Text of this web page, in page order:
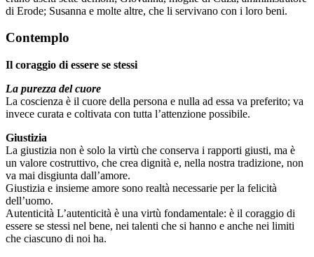
di Erode; Susanna e molte altre, che li servivano con i loro beni.
Contemplo
Il coraggio di essere se stessi
La purezza del cuore
La coscienza è il cuore della persona e nulla ad essa va preferito; va
invece curata e coltivata con tutta l’attenzione possibile.
Giustizia
La giustizia non è solo la virtù che conserva i rapporti giusti, ma è
un valore costruttivo, che crea dignità e, nella nostra tradizione, non
va mai disgiunta dall’amore.
Giustizia e insieme amore sono realtà necessarie per la felicità
dell’uomo.
Autenticità L’autenticità è una virtù fondamentale: è il coraggio di
essere se stessi nel bene, nei talenti che si hanno e anche nei limiti
che ciascuno di noi ha.